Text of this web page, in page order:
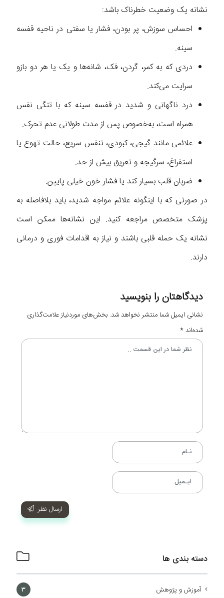
نشانه یک وضعیت خطرناک باشد:
احساس سوزش، پر بودن، فشار یا سفتی در ناحیه قفسه
سینه.
دردی که به کمر، گردن، فک، شانه‌ها و یک یا هر دو بازو
سرایت می‌کند.
درد ناگهانی و شدید در قفسه سینه که با تنگی نفس
همراه است، به‌خصوص پس از مدت طولانی عدم تحرک.
علائمی مانند گیجی، کبودی، تنفس سریع، حالت تهوع یا
استفراغ، سرگیجه و تعریق بیش از حد.
ضربان قلب بسیار کند یا فشار خون خیلی پایین.
در صورتی که با اینگونه علائم مواجه شدید، باید بلافاصله به
پزشک متخصص مراجعه کنید. این نشانه‌ها ممکن است
نشانه یک حمله قلبی باشند و نیاز به اقدامات فوری و درمانی
دارند.
دیدگاهتان را بنویسید
نشانی ایمیل شما منتشر نخواهد شد. بخش‌های موردنیاز علامت‌گذاری
شده‌اند*
ارسال نظر
دسته بندی ها
آموزش و پژوهش 3